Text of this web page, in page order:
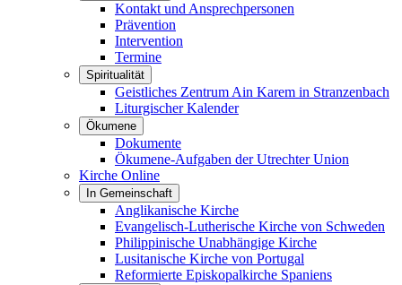
Kontakt und Ansprechpersonen
Prävention
Intervention
Termine
Spiritualität
Geistliches Zentrum Ain Karem in Stranzenbach
Liturgischer Kalender
Ökumene
Dokumente
Ökumene-Aufgaben der Utrechter Union
Kirche Online
In Gemeinschaft
Anglikanische Kirche
Evangelisch-Lutherische Kirche von Schweden
Philippinische Unabhängige Kirche
Lusitanische Kirche von Portugal
Reformierte Episkopalkirche Spaniens